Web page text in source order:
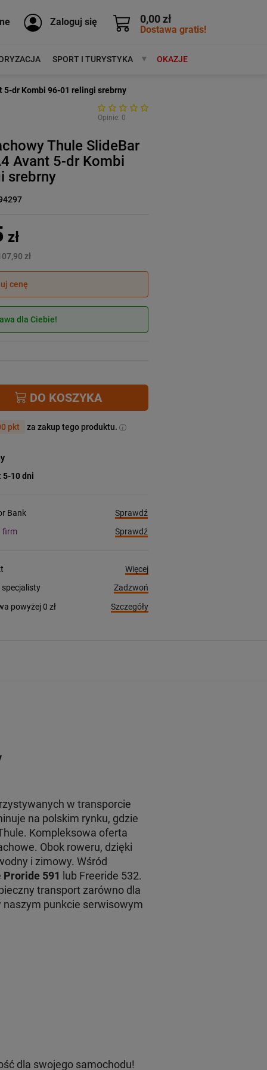
0,00 zł
Dostawa gratis!
Zaloguj się
SPORT I TURYSTYKA MARKIOKAZJE
5-dr Kombi 96-01 relingi srebrny
Opinie: 0
Thule SlideBar
Avant 5-dr Kombi
srebrny
zł
zł
cenę
dla Ciebie!
DO KOSZYKA
pkt za zakup tego produktu.
5-10 dni
Bank
Sprawdź
firm
Sprawdź
Więcej
Zadzwoń
powyżej 0 zł
Szczegóły
w transporcie
na polskim rynku, gdzie
Kompleksowa oferta
Obok roweru, dzięki
i zimowy. Wśród
Proride 591 lub Freeride 532.
transport zarówno dla
punkcie serwisowym
dla swojego samochodu!